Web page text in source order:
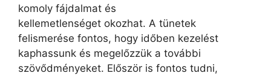
komoly fájdalmat és
kellemetlenséget okozhat. A tünetek
felismerése fontos, hogy időben kezelést
kaphassunk és megelőzzük a további
szövődményeket. Először is fontos tudni,